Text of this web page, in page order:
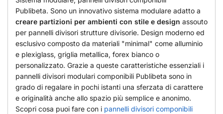
Publibeta. Sono un innovativo sistema modulare adatto a
creare partizioni per ambienti con stile e design assouto
per pannelli divisori strutture divisorie. Design moderno ed
esclusivo composto da materiali "minimal" come alluminio
e plexiglass, griglia metallica, forex bianco o
personalizzato. Grazie a queste caratteristiche essenziali i
pannelli divisori modulari componibili Publibeta sono in
grado di regalare in pochi istanti una sferzata di carattere
e originalità anche allo spazio più semplice e anonimo.
Scopri cosa puoi fare con i pannelli divisori componibili